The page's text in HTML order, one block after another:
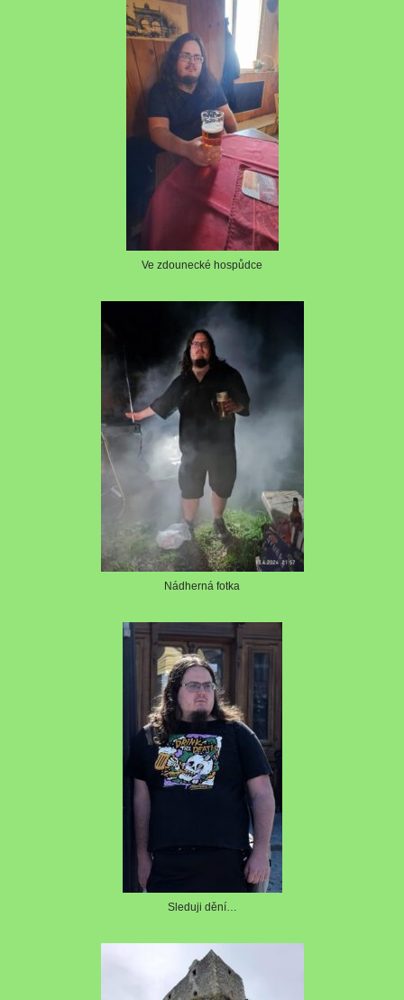
Ve zdounecké hospůdce
Nádherná fotka
Sleduji dění…